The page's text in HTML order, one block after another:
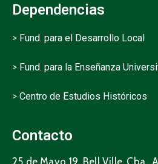
Dependencias
> Fund. para el Desarrollo Local
> Fund. para la Enseñanza
> Centro de Estudios Históricos
Contacto
25 de Mayo 19, Bell Ville, Cba.,